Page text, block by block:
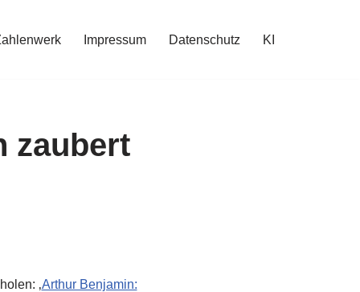
Impressum Datenschutz KI
zaubert
‚Arthur Benjamin: